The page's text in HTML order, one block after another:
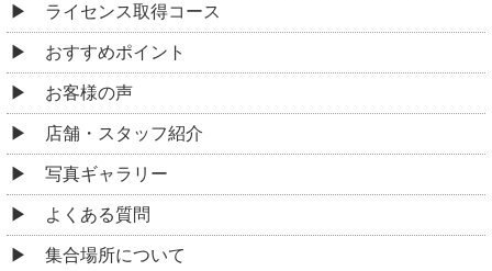
ライセンス取得コース
おすすめポイント
お客様の声
店舗・スタッフ紹介
写真ギャラリー
よくある質問
集合場所について